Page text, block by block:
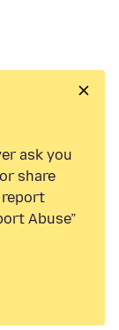
ask you
share
Abuse”